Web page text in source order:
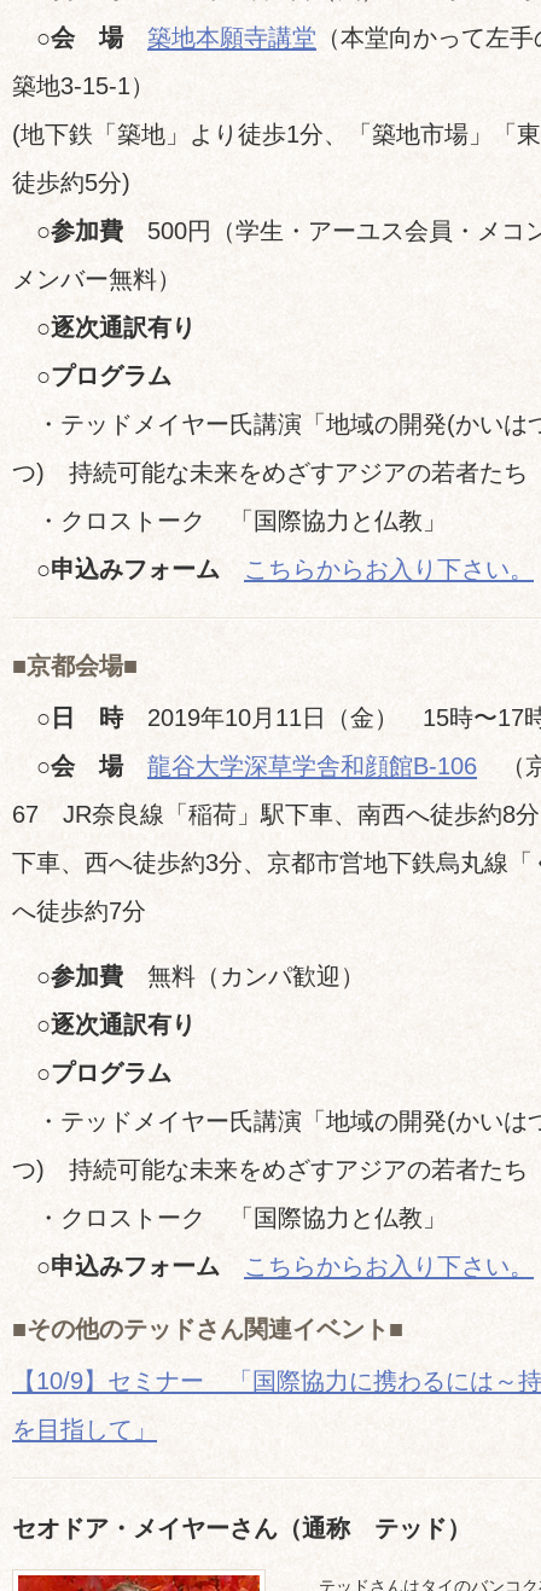
○会 場
築地本願寺講堂 （本堂向かって左
築地3-15-1）
(地下鉄「築地」より徒歩1分、「築地市場」「
徒歩約5分)
○参加費 500円（学生・アーユス会員・メコ
メンバー無料）
○逐次通訳有り
○プログラム
・テッドメイヤー氏講演「地域の開発(かいは
つ) 持続可能な未来をめざすアジアの若者たち
・クロストーク 「国際協力と仏教」
○申込みフォーム
こちらからお入り下さい。
■京都会場■
○日 時2019年10月11日（金） 15時〜17
○会 場
龍谷大学深草学舎和顔館B-106 （
67 JR奈良線「稲荷」駅下車、南西へ徒歩約8
下車、西へ徒歩約3分、京都市営地下鉄烏丸線
へ徒歩約7分
○参加費 無料（カンパ歓迎）
○逐次通訳有り
○プログラム
・テッドメイヤー氏講演「地域の開発(かいは
つ) 持続可能な未来をめざすアジアの若者たち
・クロストーク 「国際協力と仏教」
○申込みフォーム
こちらからお入り下さい。
■その他のテッドさん関連イベント■
【10/9】セミナー 「国際協力に携わるには～
を目指して」
セオドア・メイヤーさん（通称 テッド）
テッドさんはタイのバンコ